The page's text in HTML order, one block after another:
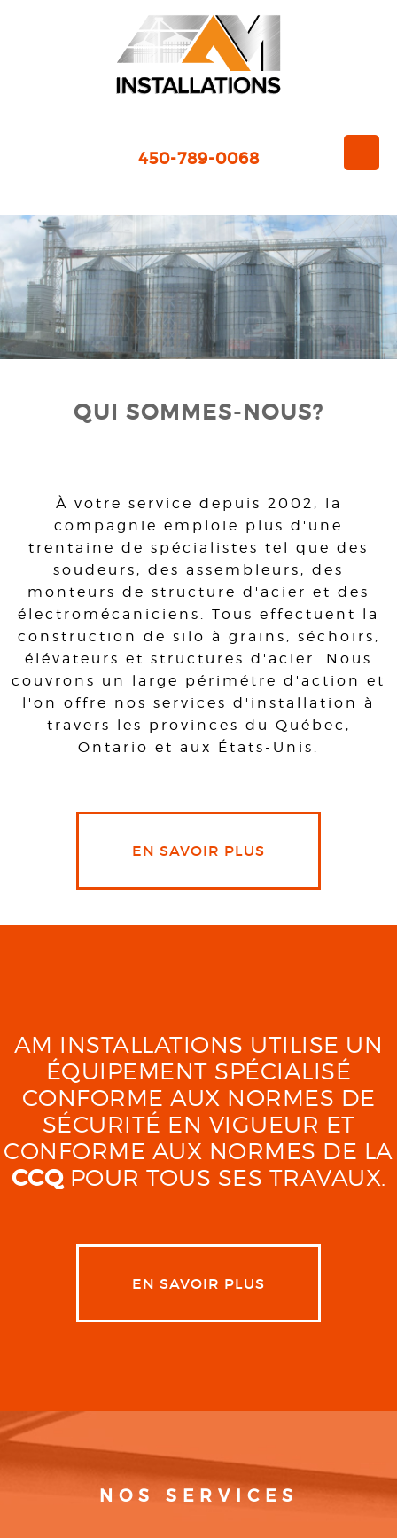
450-789-0068
QUI SOMMES-NOUS?
À votre service depuis 2002, la
compagnie emploie plus d'une
trentaine de spécialistes tel que des
soudeurs, des assembleurs, des
monteurs de structure d'acier et des
électromécaniciens. Tous effectuent la
construction de silo à grains, séchoirs,
élévateurs et structures d'acier. Nous
couvrons un large périmétre d'action et
l'on offre nos services d'installation à
travers les provinces du Québec,
Ontario et aux États-Unis.
EN SAVOIR PLUS
AM INSTALLATIONS UTILISE UN
ÉQUIPEMENT SPÉCIALISÉ
CONFORME AUX NORMES DE
SÉCURITÉ EN VIGUEUR ET
CONFORME AUX NORMES DE LA
CCQPOUR TOUS SES TRAVAUX.
EN SAVOIR PLUS
NOS SERVICES